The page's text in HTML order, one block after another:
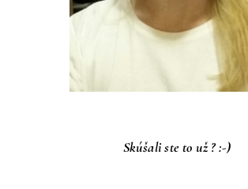
Skúšali ste to už ? :-)